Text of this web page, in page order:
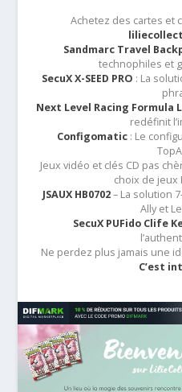
Achetez des cartes et
Sandmarc Travel
technophiles et
SecuX X-SEED PRO : La
Next Level Racing Formula
redéfinit
Configomatic: Le
Jeux vidéo et clés CD pas
choix de jeux
JSAUX HB0702– La solution
Ally et
SecuX PUFido Clife
Ne perdez plus jamais une
C’est